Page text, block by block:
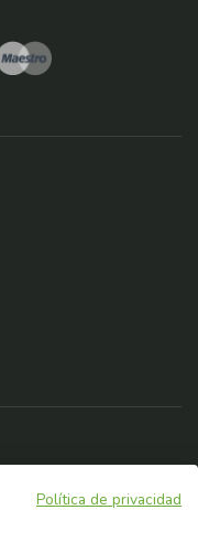
Política de privacidad